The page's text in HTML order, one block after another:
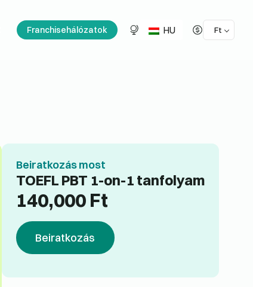
Franchisehálózatok HU Ft
Beiratkozás most
TOEFL PBT 1-on-1 tanfolyam
140,000 Ft
Beiratkozás